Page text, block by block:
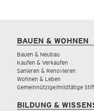
BAUEN & WOHNEN
Bauen & Neubau
Kaufen & Verkaufen
Sanieren & Renovieren
Wohnen & Leben
Gemeinnützige/mildtätige
BILDUNG &